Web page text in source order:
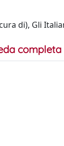
di), Gli
completa